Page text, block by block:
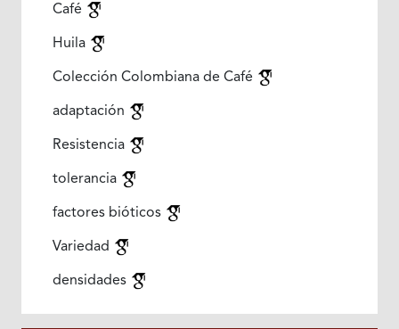
Café
Huila
Colección Colombiana de Café
adaptación
Resistencia
tolerancia
factores bióticos
Variedad
densidades